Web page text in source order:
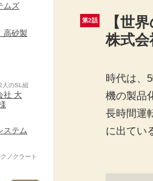
ムズ
砂製
人のSL組
社 大
ステム
ノクラート
第2話
【世
株式会
時代は、
機の製品
長時間運
に出てい